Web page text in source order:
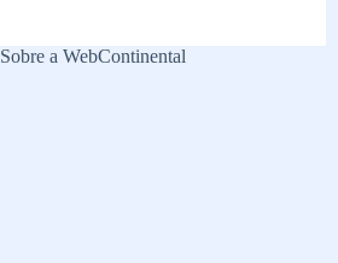
Sobre a WebContinental